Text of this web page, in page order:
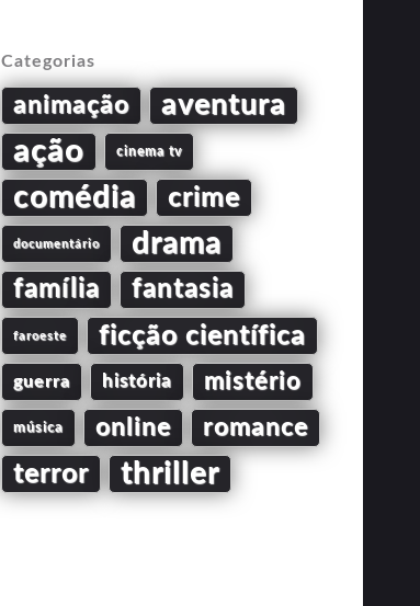
Categorias
animação aventura
ação cinema tv
comédia crime
documentário drama
família fantasia
faroeste ficção científica
guerra história mistério
música online romance
terror thriller